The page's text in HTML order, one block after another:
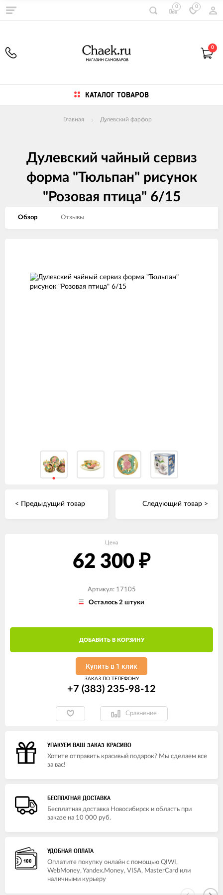
0 0
0
КАТАЛОГ ТОВАРОВ
Главная Дулевский фарфор
Дулевский чайный сервиз
форма "Тюльпан" рисунок
"Розовая птица" 6/15
Обзор Отзывы
< Предыдущий товар Следующий товар >
Цена
62 300 ₽
Артикул: 17105
Осталось 2 штуки
ДОБАВИТЬ В КОРЗИНУ
Купить в 1 клик
ЗАКАЗ ПО ТЕЛЕФОНУ
+7 (383) 235-98-12
Сравнение
УПАКУЕМ ВАШ ЗАКАЗ КРАСИВО
Хотите отправить красивый подарок? Мы сделаем все
за вас!
БЕСПЛАТНАЯ ДОСТАВКА
Бесплатная доставка Новосибирск и область при
заказе на 10 000 руб.
УДОБНАЯ ОПЛАТА
Оплатите покупку онлайн с помощью QIWI,
WebMoney, Yandex.Money, VISA, MasterCard или
наличными курьеру